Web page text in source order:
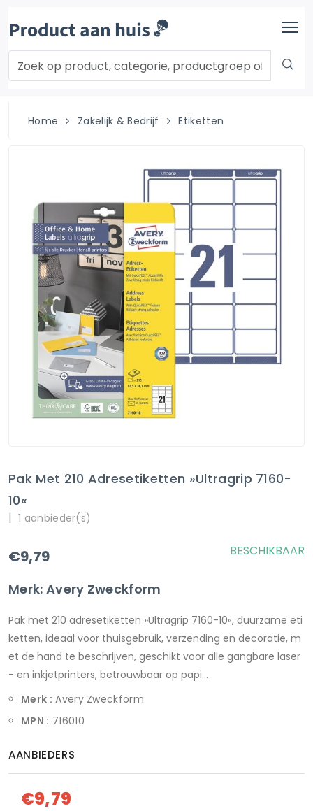
Home Zakelijk & Bedrijf Etiketten
Pak Met 210 Adresetiketten »Ultragrip 7160-
10«
| 1 aanbieder(s)
€9,79
Merk: Avery Zweckform
BESCHIKBAAR
Pak met 210 adresetiketten »Ultragrip 7160-10«, duurzame eti
ketten, ideaal voor thuisgebruik, verzending en decoratie, m
et de hand te beschrijven, geschikt voor alle gangbare laser
- en inkjetprinters, betrouwbaar op papi...
Merk : Avery Zweckform
MPN : 716010
AANBIEDERS
€9,79